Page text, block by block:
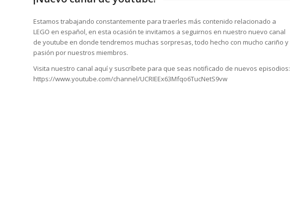
Estamos trabajando constantemente para traerles más contenido relacionado a
LEGO en español, en esta ocasión te invitamos a seguirnos en nuestro nuevo canal
de youtube en donde tendremos muchas sorpresas, todo hecho con mucho cariño y
pasión por nuestros miembros.
Visita nuestro canal aquí y suscríbete para que seas notificado de nuevos episodios:
https://www.youtube.com/channel/UCRIEEx63Mfqo6TucNetS9vw